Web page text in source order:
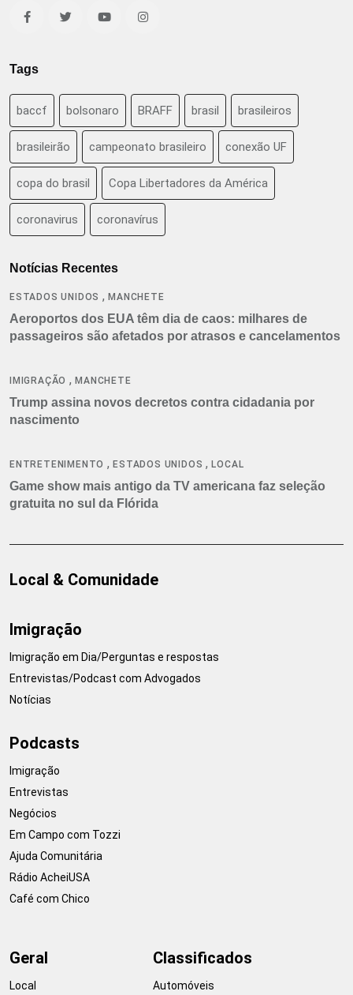
Tags
baccf bolsonaro BRAFF brasil brasileiros
brasileirão campeonato brasileiro conexão UF
copa do brasil Copa Libertadores da América
coronavirus coronavírus
Notícias Recentes
ESTADOS UNIDOS ,MANCHETE
Aeroportos dos EUA têm dia de caos: milhares de
passageiros são afetados por atrasos e cancelamentos
IMIGRAÇÃO ,MANCHETE
Trump assina novos decretos contra cidadania por
nascimento
ENTRETENIMENTO ,ESTADOS UNIDOS ,LOCAL
Game show mais antigo da TV americana faz seleção
gratuita no sul da Flórida
Local & Comunidade
Imigração
Imigração em Dia/Perguntas e respostas
Entrevistas/Podcast com Advogados
Notícias
Podcasts
Imigração
Entrevistas
Negócios
Em Campo com Tozzi
Ajuda Comunitária
Rádio AcheiUSA
Café com Chico
Geral
Local
Classificados
Automóveis